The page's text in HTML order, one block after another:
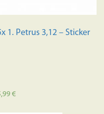
1. Petrus 3,12 – Sticker
€